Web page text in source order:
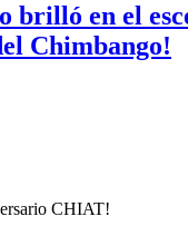
brilló en el
Chimbango!
CHIAT!